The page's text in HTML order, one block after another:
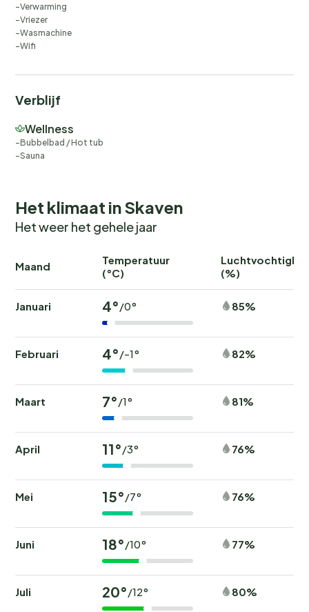
Verwarming
Vriezer
Wasmachine
Wifi
Verblijf
Wellness
Bubbelbad / Hot tub
Sauna
Het klimaat in Skaven
Het weer het gehele jaar
Maand
Temperatuur
(°C)
(%)
Januari 4°/0° 85%
Februari 4°/-1° 82%
Maart 7°/1° 81%
April 11°/3° 76%
Mei 15°/7° 76%
Juni 18°/10° 77%
Juli 20°/12° 80%